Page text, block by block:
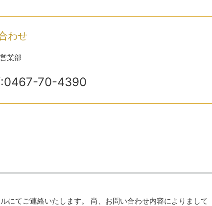
わせ
業部
70-4390
にてご連絡いたします。 尚、お問い合わせ内容によりまして